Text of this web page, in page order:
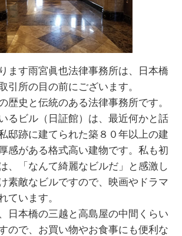
ます雨宮眞也法律事務所は、日本橋
引所の目の前にございます。
歴史と伝統のある法律事務所です。
るビル（日証館）は、最近何かと話
邸跡に建てられた築８０年以上の建
感がある格式高い建物です。私も初
、「なんて綺麗なビルだ」と感激し
素敵なビルですので、映画やドラマ
ています。
日本橋の三越と高島屋の中間くらい
ので、お買い物やお食事にも便利な